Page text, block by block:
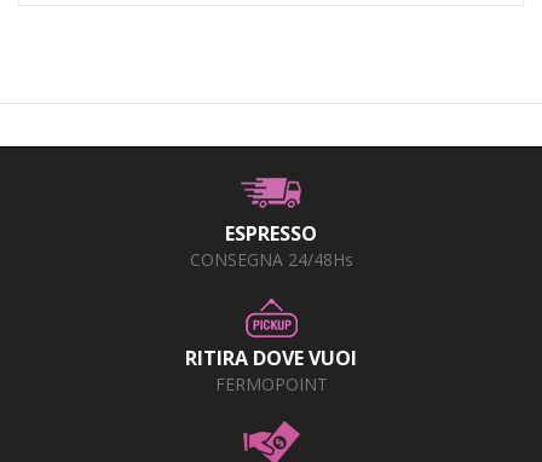
ESPRESSO
CONSEGNA 24/48Hs
RITIRA DOVE VUOI
FERMOPOINT